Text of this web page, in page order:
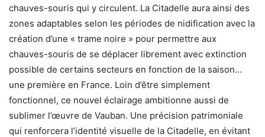
chauves-souris qui y circulent. La Citadelle aura ainsi des
zones adaptables selon les périodes de nidification avec la
création d’une « trame noire » pour permettre aux
chauves-souris de se déplacer librement avec extinction
possible de certains secteurs en fonction de la saison…
une première en France. Loin d’être simplement
fonctionnel, ce nouvel éclairage ambitionne aussi de
sublimer l’œuvre de Vauban. Une précision patrimoniale
qui renforcera l’identité visuelle de la Citadelle, en évitant